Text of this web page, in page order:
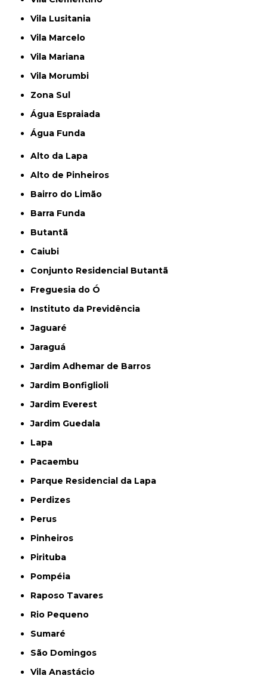
Vila Lusitania
Vila Marcelo
Vila Mariana
Vila Morumbi
Zona Sul
Água Espraiada
Água Funda
Alto da Lapa
Alto de Pinheiros
Bairro do Limão
Barra Funda
Butantã
Caiubi
Conjunto Residencial Butantã
Freguesia do Ó
Instituto da Previdência
Jaguaré
Jaraguá
Jardim Adhemar de Barros
Jardim Bonfiglioli
Jardim Everest
Jardim Guedala
Lapa
Pacaembu
Parque Residencial da Lapa
Perdizes
Perus
Pinheiros
Pirituba
Pompéia
Raposo Tavares
Rio Pequeno
Sumaré
São Domingos
Vila Anastácio